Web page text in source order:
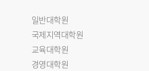
일반대학원
국제지역대학원
교육대학원
경영대학원